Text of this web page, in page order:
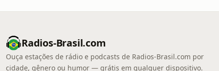
Radios-Brasil.com
Ouça estações de rádio e podcasts de Radios-Brasil.com por
cidade, gênero ou humor — grátis em qualquer dispositivo.